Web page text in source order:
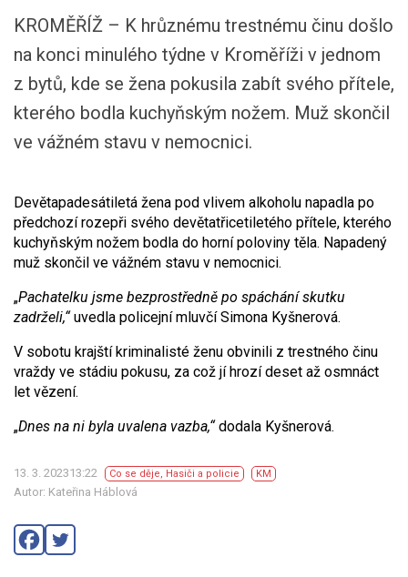
KROMĚŘÍŽ – K hrůznému trestnému činu došlo
na konci minulého týdne v Kroměříži v jednom
z bytů, kde se žena pokusila zabít svého přítele,
kterého bodla kuchyňským nožem. Muž skončil
ve vážném stavu v nemocnici.
Devětapadesátiletá žena pod vlivem alkoholu napadla po
předchozí rozepři svého devětatřicetiletého přítele, kterého
kuchyňským nožem bodla do horní poloviny těla. Napadený
muž skončil ve vážném stavu v nemocnici.
„Pachatelku jsme bezprostředně po spáchání skutku
zadrželi,“uvedla policejní mluvčí Simona Kyšnerová.
V sobotu krajští kriminalisté ženu obvinili z trestného činu
vraždy ve stádiu pokusu, za což jí hrozí deset až osmnáct
let vězení.
„Dnes na ni byla uvalena vazba,“dodala Kyšnerová.
13. 3. 202313:22 Co se děje, Hasiči a policie KM
Autor: Kateřina Háblová